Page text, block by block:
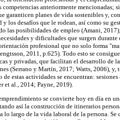
competencias anteriormente mencionadas;
garanticen planes de vida sostenibles y,
y los desafíos que le rodean, así como su
las posibilidades de empleo (Amani,
y dificultades que surgen
profesional que no solo forma
2011, p.625). Todo esto se
y privadas, que facilitan el desarrollo de
(Serrano y Martín, 2017; Watts, 2006),
de estas actividades se encuentran:
et al., 2014; Payne, 2019).
se convierte hoy en día en
así la construcción de itinerarios
lo largo de la vida laboral de la persona.